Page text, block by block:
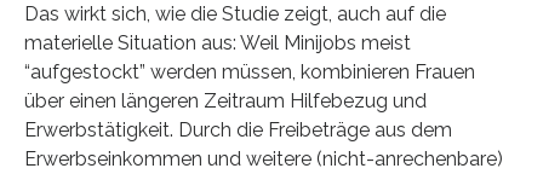
Das wirkt sich, wie die Studie zeigt, auch auf die
materielle Situation aus: Weil Minijobs meist
“aufgestockt” werden müssen, kombinieren Frauen
über einen längeren Zeitraum Hilfebezug und
Erwerbstätigkeit. Durch die Freibeträge aus dem
Erwerbseinkommen und weitere (nicht-anrechenbare)